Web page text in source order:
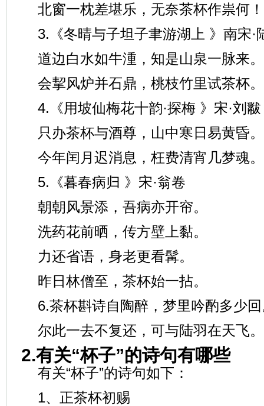
北窗一枕差堪乐，无奈茶杯作祟何！
3.《冬晴与子坦子聿游湖上 》南宋·
道边白水如牛湩，知是山泉一脉来。
会挈风炉并石鼎，桃枝竹里试茶杯。
4.《用坡仙梅花十韵·探梅 》宋·刘黻
只办茶杯与酒尊，山中寒日易黄昏。
今年闰月迟消息，枉费清宵几梦魂。
5.《暮春病归 》宋·翁卷
朝朝风景添，吾病亦开帘。
洗药花前晒，传方壁上黏。
力还省语，身老更看髯。
昨日林僧至，茶杯始一拈。
6.茶杯斟诗自陶醉，梦里吟酌多少
尔此一去不复还，可与陆羽在天飞。
2.有关“杯子”的诗句有哪些
有关“杯子”的诗句如下：
1、正茶杯初赐